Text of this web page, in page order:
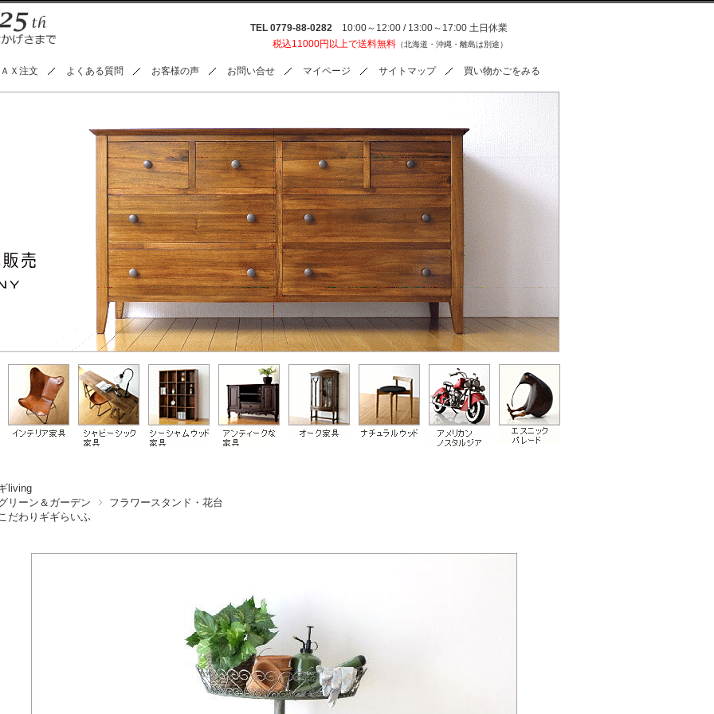
TEL 0779-88-0282 10:00～12:00 / 13:00～17:00 土日休業
税込11000円以上で送料無料 （北海道・沖縄・離島は別途）
Ｘ注文 よくある質問 お客様の声 お問い合せ マイページ サイトマップ 買い物かごをみる
living
リーン＆ガーデン
フラワースタンド・花台
だわりギギらいふ